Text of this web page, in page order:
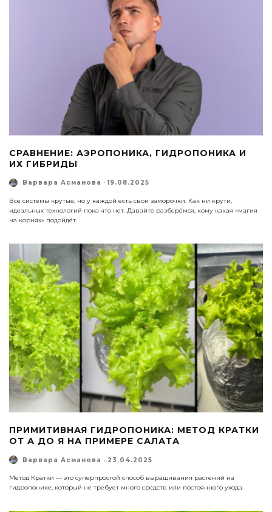
СРАВНЕНИЕ: АЭРОПОНИКА, ГИДРОПОНИКА И
ИХ ГИБРИДЫ
Варвара Асманова · 19.08.2025
Все системы крутые, но у каждой есть свои заморочки. Как ни крути,
идеальных технологий пока что нет. Давайте разберёмся, кому какая «магия
на корнях» подойдёт.
ПРИМИТИВНАЯ ГИДРОПОНИКА: МЕТОД КРАТКИ
ОТ А ДО Я НА ПРИМЕРЕ САЛАТА
Варвара Асманова · 23.04.2025
Метод Кратки — это суперпростой способ выращивания растений на
гидропонике, который не требует много средств или постоянного ухода.